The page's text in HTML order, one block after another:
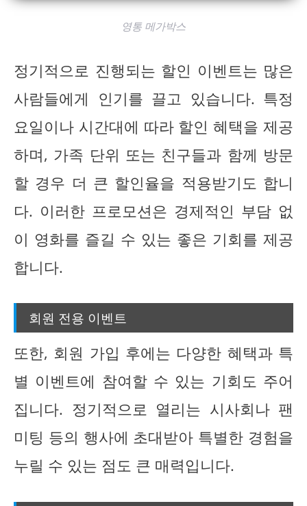
영통 메가박스
정기적으로 진행되는 할인 이벤트는 많은
사람들에게 인기를 끌고 있습니다. 특정
요일이나 시간대에 따라 할인 혜택을 제공
하며, 가족 단위 또는 친구들과 함께 방문
할 경우 더 큰 할인율을 적용받기도 합니
다. 이러한 프로모션은 경제적인 부담 없
이 영화를 즐길 수 있는 좋은 기회를 제공
합니다.
회원 전용 이벤트
또한, 회원 가입 후에는 다양한 혜택과 특
별 이벤트에 참여할 수 있는 기회도 주어
집니다. 정기적으로 열리는 시사회나 팬
미팅 등의 행사에 초대받아 특별한 경험을
누릴 수 있는 점도 큰 매력입니다.